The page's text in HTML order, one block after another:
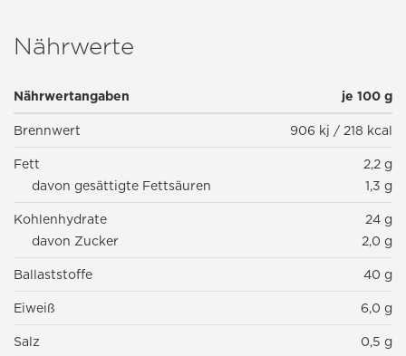
Nährwerte
Nährwertangaben je 100 g
Brennwert 906 kj / 218 kcal
Fett
2,2 g
davon gesättigte Fettsäuren
1,3 g
Kohlenhydrate
24 g
davon Zucker
2,0 g
Ballaststoffe 40 g
Eiweiß 6,0 g
Salz 0,5 g